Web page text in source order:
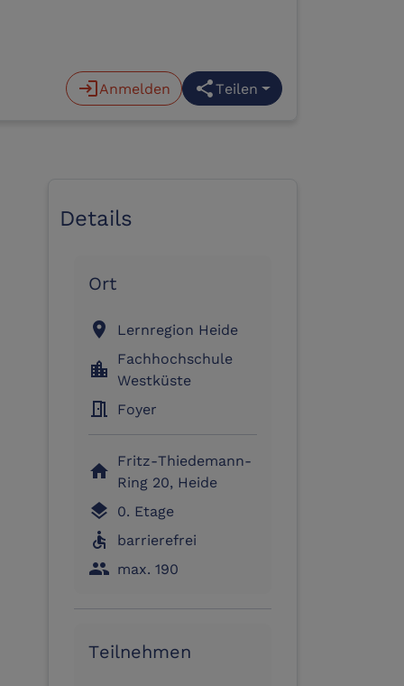
loginAnmelden shareTeilen
Details
Ort
location_on Lernregion Heide
location_city
Fachhochschule
Westküste
meeting_room Foyer
home
Fritz-Thiedemann-
Ring 20, Heide
layers 0. Etage
accessible barrierefrei
people max. 190
Teilnehmen